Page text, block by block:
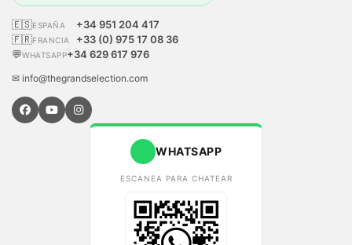
🇪🇸ESPAÑA
+34 951 204 417
🇫🇷FRANCIA
+33 (0) 975 17 08 36
💬WHATSAPP+34 629 617 976
✉ info@thegrandselection.com
WHATSAPP
ESCANEA PARA CHATEAR